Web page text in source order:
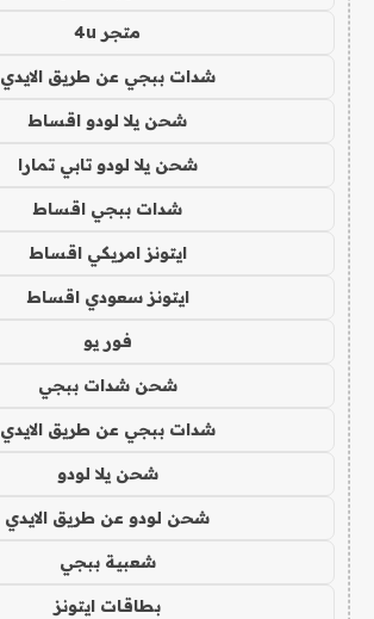
متجر 4u
شدات ببجي عن طريق الايدي
شحن يلا لودو اقساط
شحن يلا لودو تابي تمارا
شدات ببجي اقساط
ايتونز امريكي اقساط
ايتونز سعودي اقساط
فور يو
شحن شدات ببجي
شدات ببجي عن طريق الايدي
شحن يلا لودو
شحن لودو عن طريق الايدي
شعبية ببجي
بطاقات ايتونز